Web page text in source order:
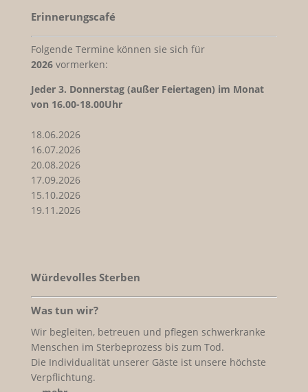
Erinnerungscafé
Folgende Termine können sie sich für
2026vormerken:
Jeder 3. Donnerstag (außer Feiertagen) im Monat
von 16.00-18.00Uhr
18.06.2026
16.07.2026
20.08.2026
17.09.2026
15.10.2026
19.11.2026
Würdevolles Sterben
Was tun wir?
Wir begleiten, betreuen und pflegen schwerkranke
Menschen im Sterbeprozess bis zum Tod.
Die Individualität unserer Gäste ist unsere höchste
Verpflichtung.